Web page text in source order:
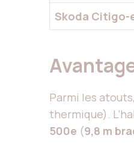
Skoda Citigo-
Parmi les
thermique).
500e (9,8 m